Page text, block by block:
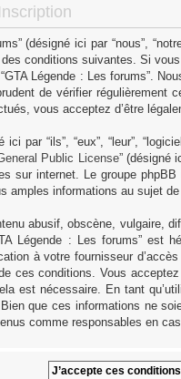
(désigné ici par “nous”,
conditions suivantes. Si
Légende : Les forums”.
de vérifier régulièrement
vous acceptez d’être
par “ils”, “eux”, “leur”,
Public License” (désigné
sur internet. Le groupe
amples informations au sujet
abusif, obscène, vulgaire,
Légende : Les forums” est
à votre fournisseur
ces conditions. Vous
est nécessaire. En tant
que ces informations ne
comme responsables en